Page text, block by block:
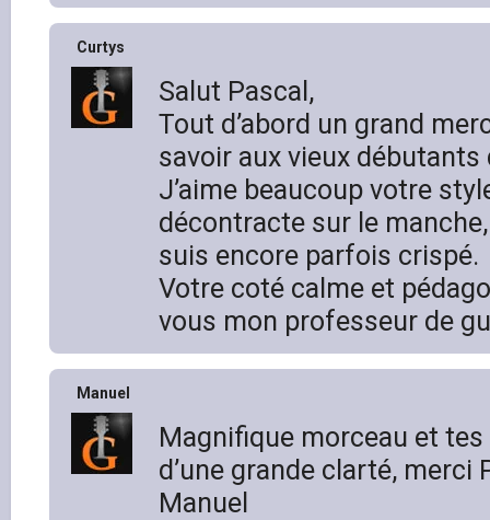
Curtys
Salut Pascal,
Tout d’abord un grand
savoir aux vieux débutants
J’aime beaucoup votre
décontracte sur le
suis encore parfois crispé.
Votre coté calme et
vous mon professeur de
Manuel
Magnifique morceau et
d’une grande clarté, merci
Manuel